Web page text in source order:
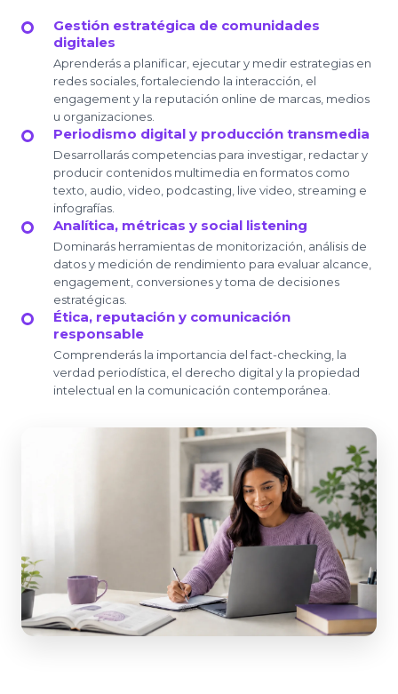
Gestión estratégica de comunidades
digitales
Aprenderás a planificar, ejecutar y medir estrategias en
redes sociales, fortaleciendo la interacción, el
engagement y la reputación online de marcas, medios
u organizaciones.
Periodismo digital y producción transmedia
Desarrollarás competencias para investigar, redactar y
producir contenidos multimedia en formatos como
texto, audio, video, podcasting, live video, streaming e
infografías.
Analítica, métricas y social listening
Dominarás herramientas de monitorización, análisis de
datos y medición de rendimiento para evaluar alcance,
engagement, conversiones y toma de decisiones
estratégicas.
Ética, reputación y comunicación
responsable
Comprenderás la importancia del fact-checking, la
verdad periodística, el derecho digital y la propiedad
intelectual en la comunicación contemporánea.